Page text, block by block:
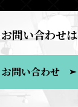
問い合わせ
お問い合わせ